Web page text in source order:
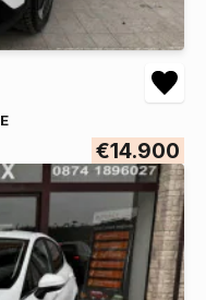
€14.900